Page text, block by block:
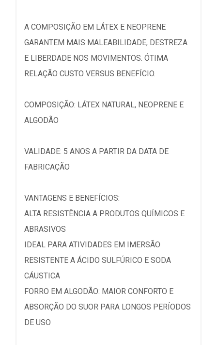
A COMPOSIÇÃO EM LÁTEX E NEOPRENE
GARANTEM MAIS MALEABILIDADE, DESTREZA
E LIBERDADE NOS MOVIMENTOS. ÓTIMA
RELAÇÃO CUSTO VERSUS BENEFÍCIO.
COMPOSIÇÃO: LÁTEX NATURAL, NEOPRENE E
ALGODÃO
VALIDADE: 5 ANOS A PARTIR DA DATA DE
FABRICAÇÃO
VANTAGENS E BENEFÍCIOS:
ALTA RESISTÊNCIA A PRODUTOS QUÍMICOS E
ABRASIVOS
IDEAL PARA ATIVIDADES EM IMERSÃO
RESISTENTE A ÁCIDO SULFÚRICO E SODA
CÁUSTICA
FORRO EM ALGODÃO: MAIOR CONFORTO E
ABSORÇÃO DO SUOR PARA LONGOS PERÍODOS
DE USO